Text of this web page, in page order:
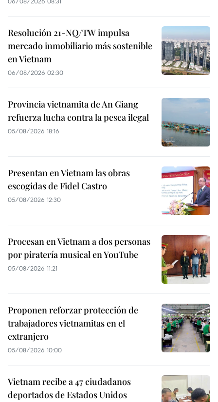
Resolución 21-NQ/TW impulsa
mercado inmobiliario más sostenible
en Vietnam
06/08/2026 02:30
Provincia vietnamita de An Giang
refuerza lucha contra la pesca ilegal
05/08/2026 18:16
Presentan en Vietnam las obras
escogidas de Fidel Castro
05/08/2026 12:30
Procesan en Vietnam a dos personas
por piratería musical en YouTube
05/08/2026 11:21
Proponen reforzar protección de
trabajadores vietnamitas en el
extranjero
05/08/2026 10:00
Vietnam recibe a 47 ciudadanos
deportados de Estados Unidos